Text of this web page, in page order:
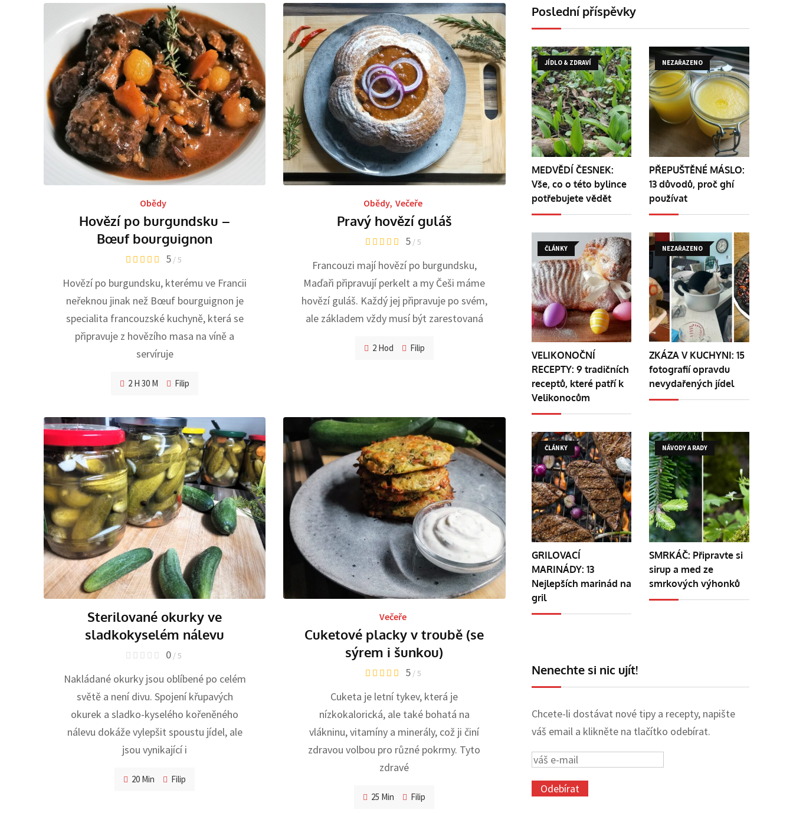
Obědy
Hovězí po burgundsku –
Bœuf bourguignon
5 / 5
Hovězí po burgundsku, kterému ve Francii
neřeknou jinak než Bœuf bourguignon je
specialita francouzské kuchyně, která se
připravuje z hovězího masa na víně a
servíruje
2 H 30 M Filip
Obědy, Večeře
Pravý hovězí guláš
5 / 5
Francouzi mají hovězí po burgundsku,
Maďaři připravují perkelt a my Češi máme
hovězí guláš. Každý jej připravuje po svém,
ale základem vždy musí být zarestovaná
2 Hod Filip
Sterilované okurky ve
sladkokyselém nálevu
0 / 5
Nakládané okurky jsou oblíbené po celém
světě a není divu. Spojení křupavých
okurek a sladko-kyselého kořeněného
nálevu dokáže vylepšit spoustu jídel, ale
jsou vynikající i
20 Min Filip
Večeře
Cuketové placky v troubě (se
sýrem i šunkou)
5 / 5
Cuketa je letní tykev, která je
nízkokalorická, ale také bohatá na
vlákninu, vitamíny a minerály, což ji činí
zdravou volbou pro různé pokrmy. Tyto
zdravé
25 Min Filip
Poslední příspěvky
JÍDLO & ZDRAVÍ
MEDVĚDÍ ČESNEK:
Vše, co o této bylince
potřebujete vědět
NEZAŘAZENO
PŘEPUŠTĚNÉ MÁSLO:
13 důvodů, proč ghí
používat
ČLÁNKY
VELIKONOČNÍ
RECEPTY: 9 tradičních
receptů, které patří k
Velikonocům
NEZAŘAZENO
ZKÁZA V KUCHYNI: 15
fotografií opravdu
nevydařených jídel
ČLÁNKY
GRILOVACÍ
MARINÁDY: 13
Nejlepších marinád na
gril
NÁVODY A RADY
SMRKÁČ: Připravte si
sirup a med ze
smrkových výhonků
Nenechte si nic ujít!
Chcete-li dostávat nové tipy a recepty, napište
váš email a klikněte na tlačítko odebírat.